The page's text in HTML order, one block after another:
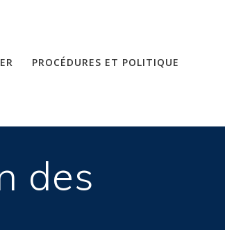
PROCÉDURES ET POLITIQUE
des